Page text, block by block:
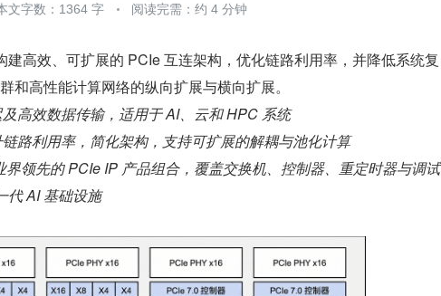
文字数：1364 字 阅读完需：约 4 分钟
建高效、可扩展的 PCIe 互连架构，优化链路利用率，并降低系统复
和高性能计算网络的纵向扩展与横向扩展。
高效数据传输，适用于 AI、云和 HPC 系统
路利用率，简化架构，支持可扩展的解耦与池化计算
领先的 PCIe IP 产品组合，覆盖交换机、控制器、重定时器与调试
代 AI 基础设施